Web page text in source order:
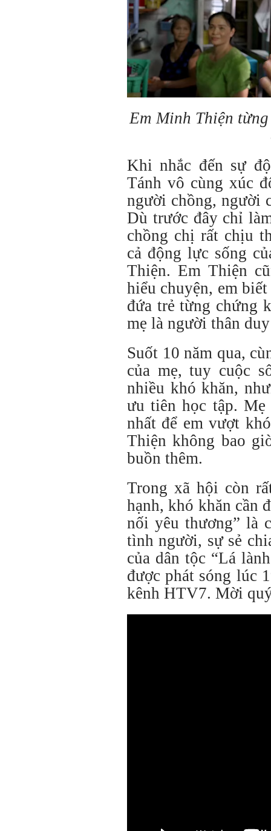
Em Minh Thiện
Khi nhắc đến sự
Tánh vô cùng xúc
người chồng, người
Dù trước đây chỉ
chồng chị rất chịu
cả động lực sống
Thiện. Em Thiện
hiểu chuyện, em
đứa trẻ từng chứng
mẹ là người thân
Suốt 10 năm qua,
của mẹ, tuy cuộc
nhiều khó khăn,
ưu tiên học tập.
nhất để em vượt
Thiện không bao
buồn thêm.
Trong xã hội còn
hạnh, khó khăn cần
nối yêu thương” là
tình người, sự sẻ
của dân tộc “Lá
được phát sóng lúc
kênh HTV7. Mời